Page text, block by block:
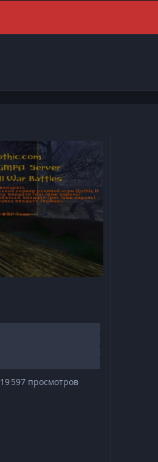
19 597 просмотров